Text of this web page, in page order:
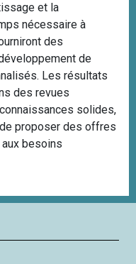
et la
nécessaire à
des
de
Les résultats
des revues
solides,
proposer des offres
besoins